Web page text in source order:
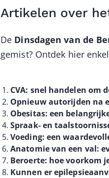
Artikelen over
De Dinsdagen van de
gemist? Ontdek hier
CVA: snel handelen om
Opnieuw autorijden na
Obesitas: een
Spraak- en
Voeding: een
Anatomie van een val:
Beroerte: hoe voorkom
Kunnen er